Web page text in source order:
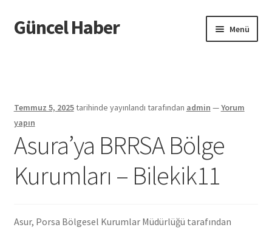
Dolaşıma
geç
İçeriğe
geç
Güncel Haber Menü
Temmuz 5, 2025tarihinde yayınlandı tarafından admin —Yorum
yapın
Asura’ya BRRSA Bölge
Kurumları – Bilekik11
Asur, Porsa Bölgesel Kurumlar Müdürlüğü tarafından